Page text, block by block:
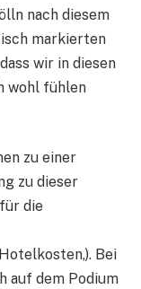
nach diesem
markierten
wir in diesen
wohl fühlen
zu einer
zu dieser
die
Bei
auf dem Podium